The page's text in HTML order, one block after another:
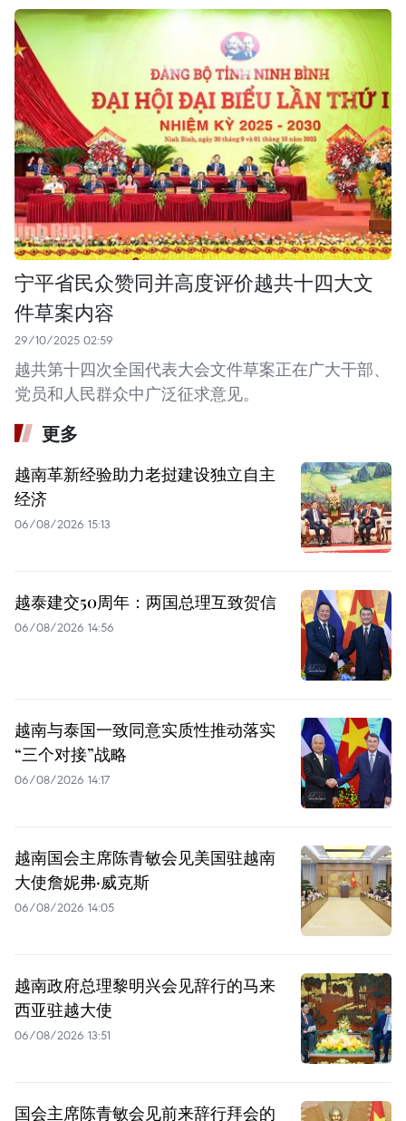
宁平省民众赞同并高度评价越共十四大文
件草案内容
29/10/2025 02:59
越共第十四次全国代表大会文件草案正在广大干部、
党员和人民群众中广泛征求意见。
更多
越南革新经验助力老挝建设独立自主
经济
06/08/2026 15:13
越泰建交50周年：两国总理互致贺信
06/08/2026 14:56
越南与泰国一致同意实质性推动落实
“三个对接”战略
06/08/2026 14:17
越南国会主席陈青敏会见美国驻越南
大使詹妮弗·威克斯
06/08/2026 14:05
越南政府总理黎明兴会见辞行的马来
西亚驻越大使
06/08/2026 13:51
国会主席陈青敏会见前来辞行拜会的